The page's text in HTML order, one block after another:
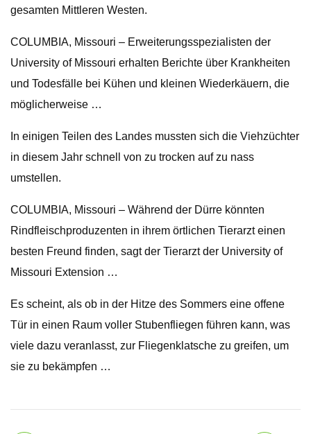
gesamten Mittleren Westen.
COLUMBIA, Missouri – Erweiterungsspezialisten der
University of Missouri erhalten Berichte über Krankheiten
und Todesfälle bei Kühen und kleinen Wiederkäuern, die
möglicherweise …
In einigen Teilen des Landes mussten sich die Viehzüchter
in diesem Jahr schnell von zu trocken auf zu nass
umstellen.
COLUMBIA, Missouri – Während der Dürre könnten
Rindfleischproduzenten in ihrem örtlichen Tierarzt einen
besten Freund finden, sagt der Tierarzt der University of
Missouri Extension …
Es scheint, als ob in der Hitze des Sommers eine offene
Tür in einen Raum voller Stubenfliegen führen kann, was
viele dazu veranlasst, zur Fliegenklatsche zu greifen, um
sie zu bekämpfen …